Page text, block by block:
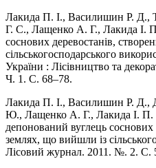
Лакида П. І., Василишин Р. Д.,
Г. С., Лащенко А. Г., Лакида І.
соснових деревостанів,
сільськогосподарського
України : Лісівництво та
Ч. 1. С. 68–78.
Лакида П. І., Василишин Р. Д.,
Ю., Лащенко А. Г., Лакида І. П.
депонований вуглець
землях, що вийшли із
Лісовий журнал. 2011. №. 2. С.